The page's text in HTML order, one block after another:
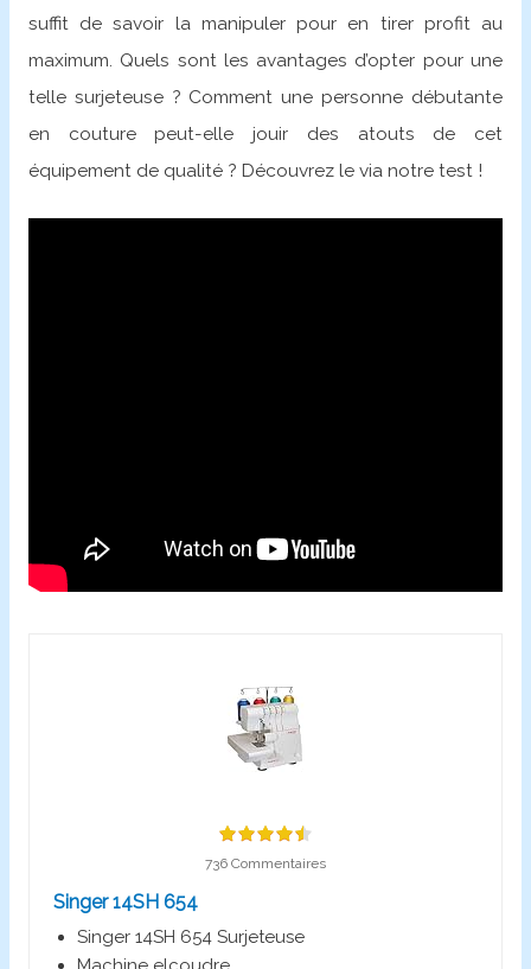
suffit de savoir la manipuler pour en tirer profit au
maximum. Quels sont les avantages d’opter pour une
telle surjeteuse ? Comment une personne débutante
en couture peut-elle jouir des atouts de cet
équipement de qualité ? Découvrez le via notre test !
736 Commentaires
Singer 14SH 654
Singer 14SH 654 Surjeteuse